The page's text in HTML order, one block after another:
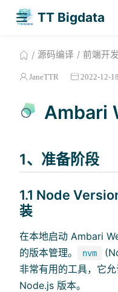
TT Bigdata
源码编译 前端开发
JaneTTR 2022-12-18
Ambari
1、准备阶段
1.1 Node
装
在本地启动 Ambari
的版本管理。
nvm
非常有用的工具，它
Node.js 版本。